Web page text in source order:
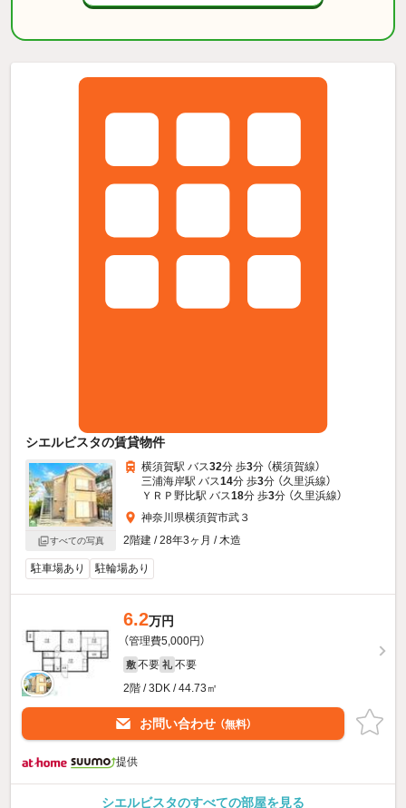
シエルビスタの賃貸物件
すべての写真
横須賀駅 バス32分 歩3分 （横須賀線）
三浦海岸駅 バス14分 歩3分 （久里浜線）
ＹＲＰ野比駅 バス18分 歩3分 （久里浜線）
神奈川県横須賀市武３
2階建 / 28年3ヶ月 / 木造
駐車場あり 駐輪場あり
6.2万円
（管理費5,000円）
敷 不要 礼 不要
2階 / 3DK / 44.73㎡
お問い合わせ （無料）
提供
シエルビスタのすべての部屋を見る